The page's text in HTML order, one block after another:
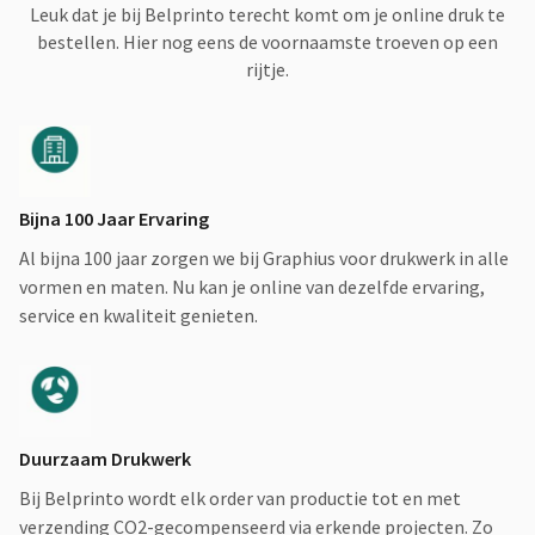
Leuk dat je bij Belprinto terecht komt om je online druk te
bestellen. Hier nog eens de voornaamste troeven op een
rijtje.
Bijna 100 Jaar Ervaring
Al bijna 100 jaar zorgen we bij Graphius voor drukwerk in alle
vormen en maten. Nu kan je online van dezelfde ervaring,
service en kwaliteit genieten.
Duurzaam Drukwerk
Bij Belprinto wordt elk order van productie tot en met
verzending CO2-gecompenseerd via erkende projecten. Zo